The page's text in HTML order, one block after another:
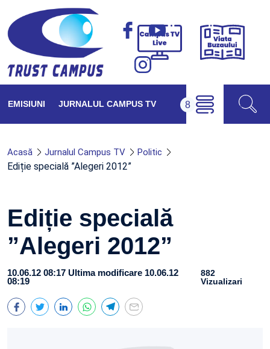
Campus
Viața
EMISIUNI JURNALUL CAMPUS TV
Acasă Jurnalul Campus TV Politic
Ediție specială ”Alegeri 2012”
Ediție specială
”Alegeri 2012”
10.06.12 08:17 Ultima modificare 10.06.12
08:19
882
Vizualizari